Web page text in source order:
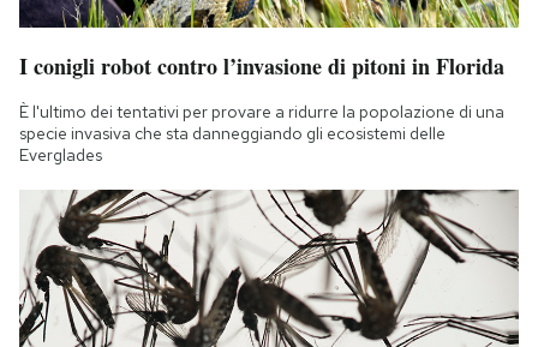
I conigli robot contro l’invasione di pitoni in Florida
È l'ultimo dei tentativi per provare a ridurre la popolazione di una
specie invasiva che sta danneggiando gli ecosistemi delle
Everglades